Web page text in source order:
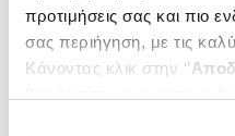
προτιμήσεις σας και πιο
σας περιήγηση, με τις
Κάνοντας κλικ στην ‘’